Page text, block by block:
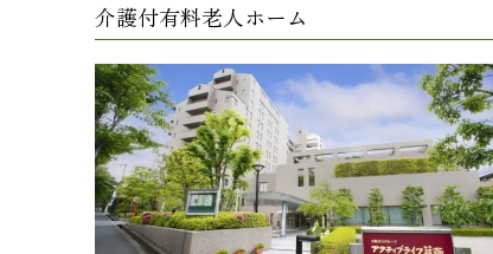
介護付有料老人ホーム